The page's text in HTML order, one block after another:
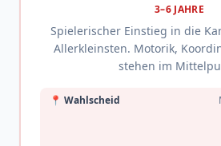
3–6 JAHRE
Spielerischer Einstieg in die
Allerkleinsten. Motorik,
stehen im
📍 Wahlscheid